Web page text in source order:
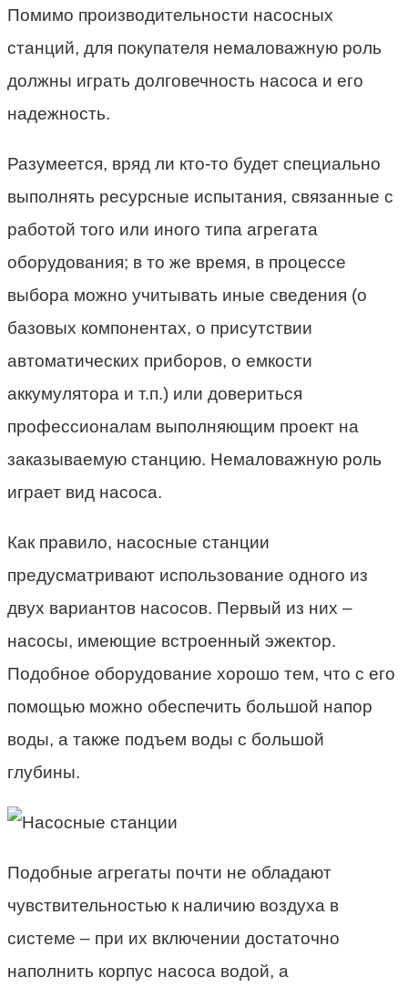
Помимо производительности насосных
станций, для покупателя немаловажную роль
должны играть долговечность насоса и его
надежность.
Разумеется, вряд ли кто-то будет специально
выполнять ресурсные испытания, связанные с
работой того или иного типа агрегата
оборудования; в то же время, в процессе
выбора можно учитывать иные сведения (о
базовых компонентах, о присутствии
автоматических приборов, о емкости
аккумулятора и т.п.) или довериться
профессионалам выполняющим проект на
заказываемую станцию. Немаловажную роль
играет вид насоса.
Как правило, насосные станции
предусматривают использование одного из
двух вариантов насосов. Первый из них –
насосы, имеющие встроенный эжектор.
Подобное оборудование хорошо тем, что с его
помощью можно обеспечить большой напор
воды, а также подъем воды с большой
глубины.
Подобные агрегаты почти не обладают
чувствительностью к наличию воздуха в
системе – при их включении достаточно
наполнить корпус насоса водой, а